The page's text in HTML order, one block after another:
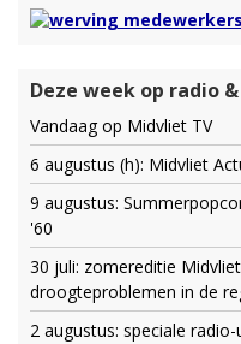
Deze week op radio
Vandaag op Midvliet TV
6 augustus (h): Midvliet
9 augustus:
'60
30 juli: zomereditie
droogteproblemen in de
2 augustus: speciale